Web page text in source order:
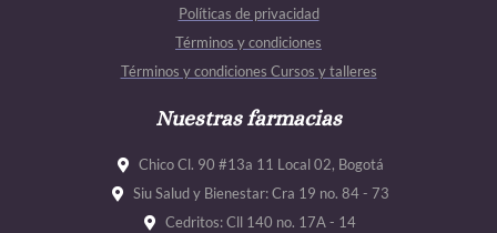
k
g
r
a
m
b
e
Políticas de privacidad
Términos y condiciones
Términos y condiciones Cursos y talleres
Nuestras farmacias
Chico Cl. 90 #13a 11 Local 02, Bogotá
Siu Salud y Bienestar: Cra 19 no. 84 - 73
Cedritos: Cll 140 no. 17A - 14